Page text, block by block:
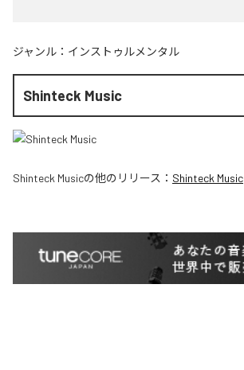
ジャンル： インストゥルメンタル
Shinteck Music
Shinteck Musicの他のリリース： Shinteck Music